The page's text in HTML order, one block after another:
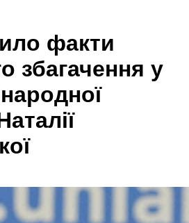
факти
збагачення у